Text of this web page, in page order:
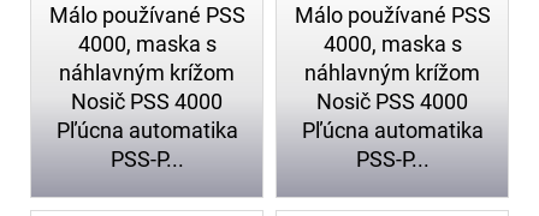
Málo používané PSS
4000, maska s
náhlavným krížom
Nosič PSS 4000
Pľúcna automatika
PSS-P...
Málo používané PSS
4000, maska s
náhlavným krížom
Nosič PSS 4000
Pľúcna automatika
PSS-P...